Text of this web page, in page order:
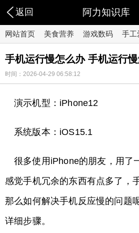
返回 阿力知识库
网站首页 美食营养 游戏数码 手工
手机运行慢怎么办 手机运行
时间：2026-04-29 06:58:12
演示机型：iPhone12
系统版本：iOS15.1
很多使用iPhone的朋友，用了
感觉手机冗余的东西有点多了，
那么如何解决手机反应慢的问题
详细步骤。